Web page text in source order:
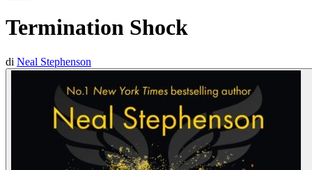
Termination Shock
di Neal Stephenson